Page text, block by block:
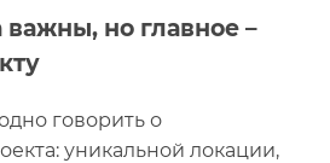
но главное –
говорить о
уникальной локации,